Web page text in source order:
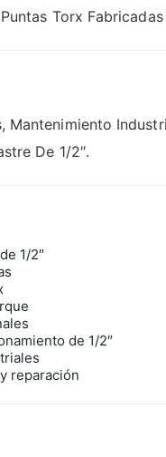
Torx
Mantenimiento
De 1/2″.
1/2″
de 1/2″
reparación